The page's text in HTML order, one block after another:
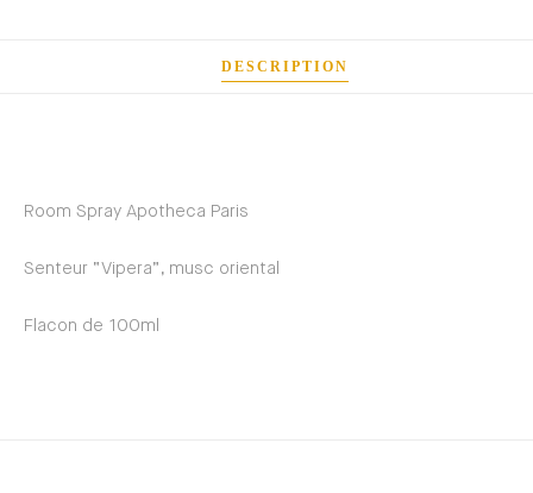
DESCRIPTION
Room Spray Apotheca Paris
Senteur “Vipera”, musc oriental
Flacon de 100ml